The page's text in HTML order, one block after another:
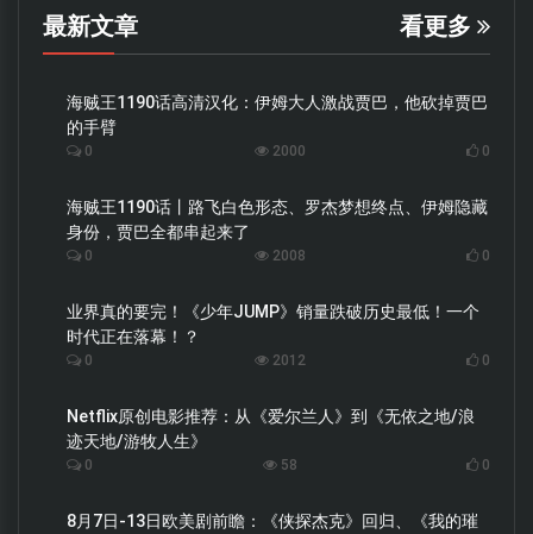
最新文章 看更多
海贼王1190话高清汉化：伊姆大人激战贾巴，他砍掉贾巴
的手臂
0 2000 0
海贼王1190话丨路飞白色形态、罗杰梦想终点、伊姆隐藏
身份，贾巴全都串起来了
0 2008 0
业界真的要完！《少年JUMP》销量跌破历史最低！一个
时代正在落幕！？
0 2012 0
Netflix原创电影推荐：从《爱尔兰人》到《无依之地/浪
迹天地/游牧人生》
0 58 0
8月7日-13日欧美剧前瞻：《侠探杰克》回归、《我的璀